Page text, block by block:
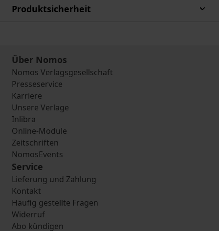
Produktsicherheit
Über Nomos
Nomos Verlagsgesellschaft
Presseservice
Karriere
Unsere Verlage
Inlibra
Online-Module
Zeitschriften
NomosEvents
Service
Lieferung und Zahlung
Kontakt
Häufig gestellte Fragen
Widerruf
Abo kündigen